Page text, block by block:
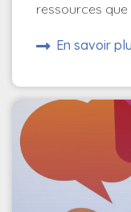
ressources
En savoir